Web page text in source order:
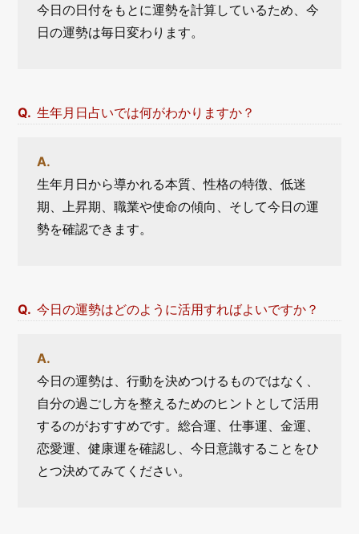
今日の日付をもとに運勢を計算しているため、今
日の運勢は毎日変わります。
生年月日占いでは何がわかりますか？
生年月日から導かれる本質、性格の特徴、低迷
期、上昇期、職業や使命の傾向、そして今日の運
勢を確認できます。
今日の運勢はどのように活用すればよいですか？
今日の運勢は、行動を決めつけるものではなく、
自分の過ごし方を整えるためのヒントとして活用
するのがおすすめです。総合運、仕事運、金運、
恋愛運、健康運を確認し、今日意識することをひ
とつ決めてみてください。